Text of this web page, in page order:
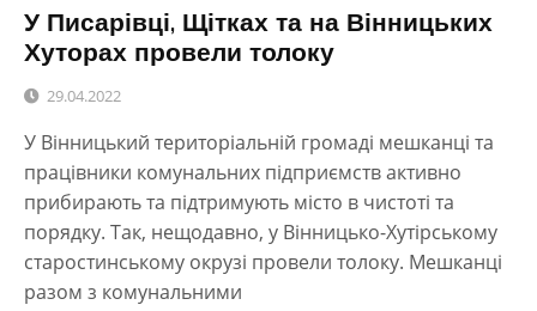
У Писарівці, Щітках та на Вінницьких
Хуторах провели толоку
29.04.2022
У Вінницький територіальній громаді мешканці та
працівники комунальних підприємств активно
прибирають та підтримують місто в чистоті та
порядку. Так, нещодавно, у Вінницько-Хутірському
старостинському окрузі провели толоку. Мешканці
разом з комунальними